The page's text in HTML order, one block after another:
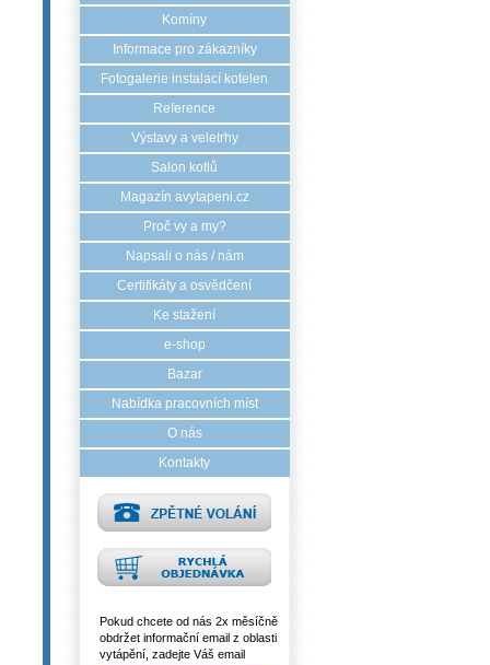
Komíny
Informace pro zákazníky
Fotogalerie instalací kotelen
Reference
Výstavy a veletrhy
Salon kotlů
Magazín avytapeni.cz
Proč vy a my?
Napsali o nás / nám
Certifikáty a osvědčení
Ke stažení
e-shop
Bazar
Nabídka pracovních míst
O nás
Kontakty
Pokud chcete od nás 2x měsíčně
obdržet informační email z oblasti
vytápění, zadejte Váš email